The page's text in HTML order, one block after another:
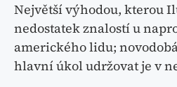
Největší výhodou, kterou
nedostatek znalostí u
amerického lidu;
hlavní úkol udržovat je v